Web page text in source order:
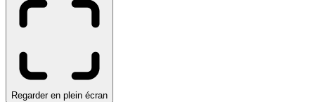
Regarder en plein écran